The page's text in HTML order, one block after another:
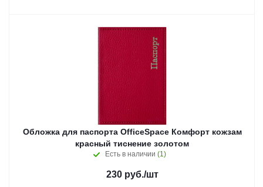
Обложка для паспорта OfficeSpace Комфорт кожзам
красный тиснение золотом
Есть в наличии (1)
230руб./шт